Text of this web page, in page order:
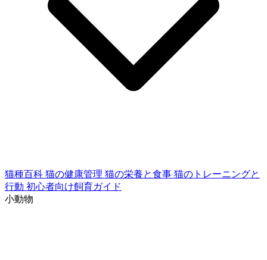
猫種百科 猫の健康管理 猫の栄養と食事 猫のトレーニングと
行動 初心者向け飼育ガイド
小動物